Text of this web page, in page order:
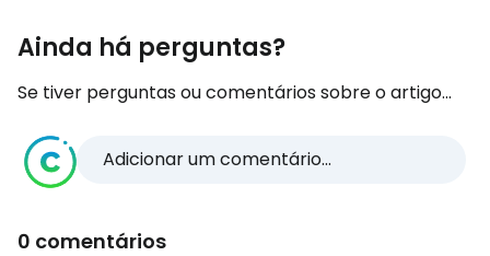
Ainda há perguntas?
Se tiver perguntas ou comentários sobre o artigo...
Adicionar um comentário...
0 comentários